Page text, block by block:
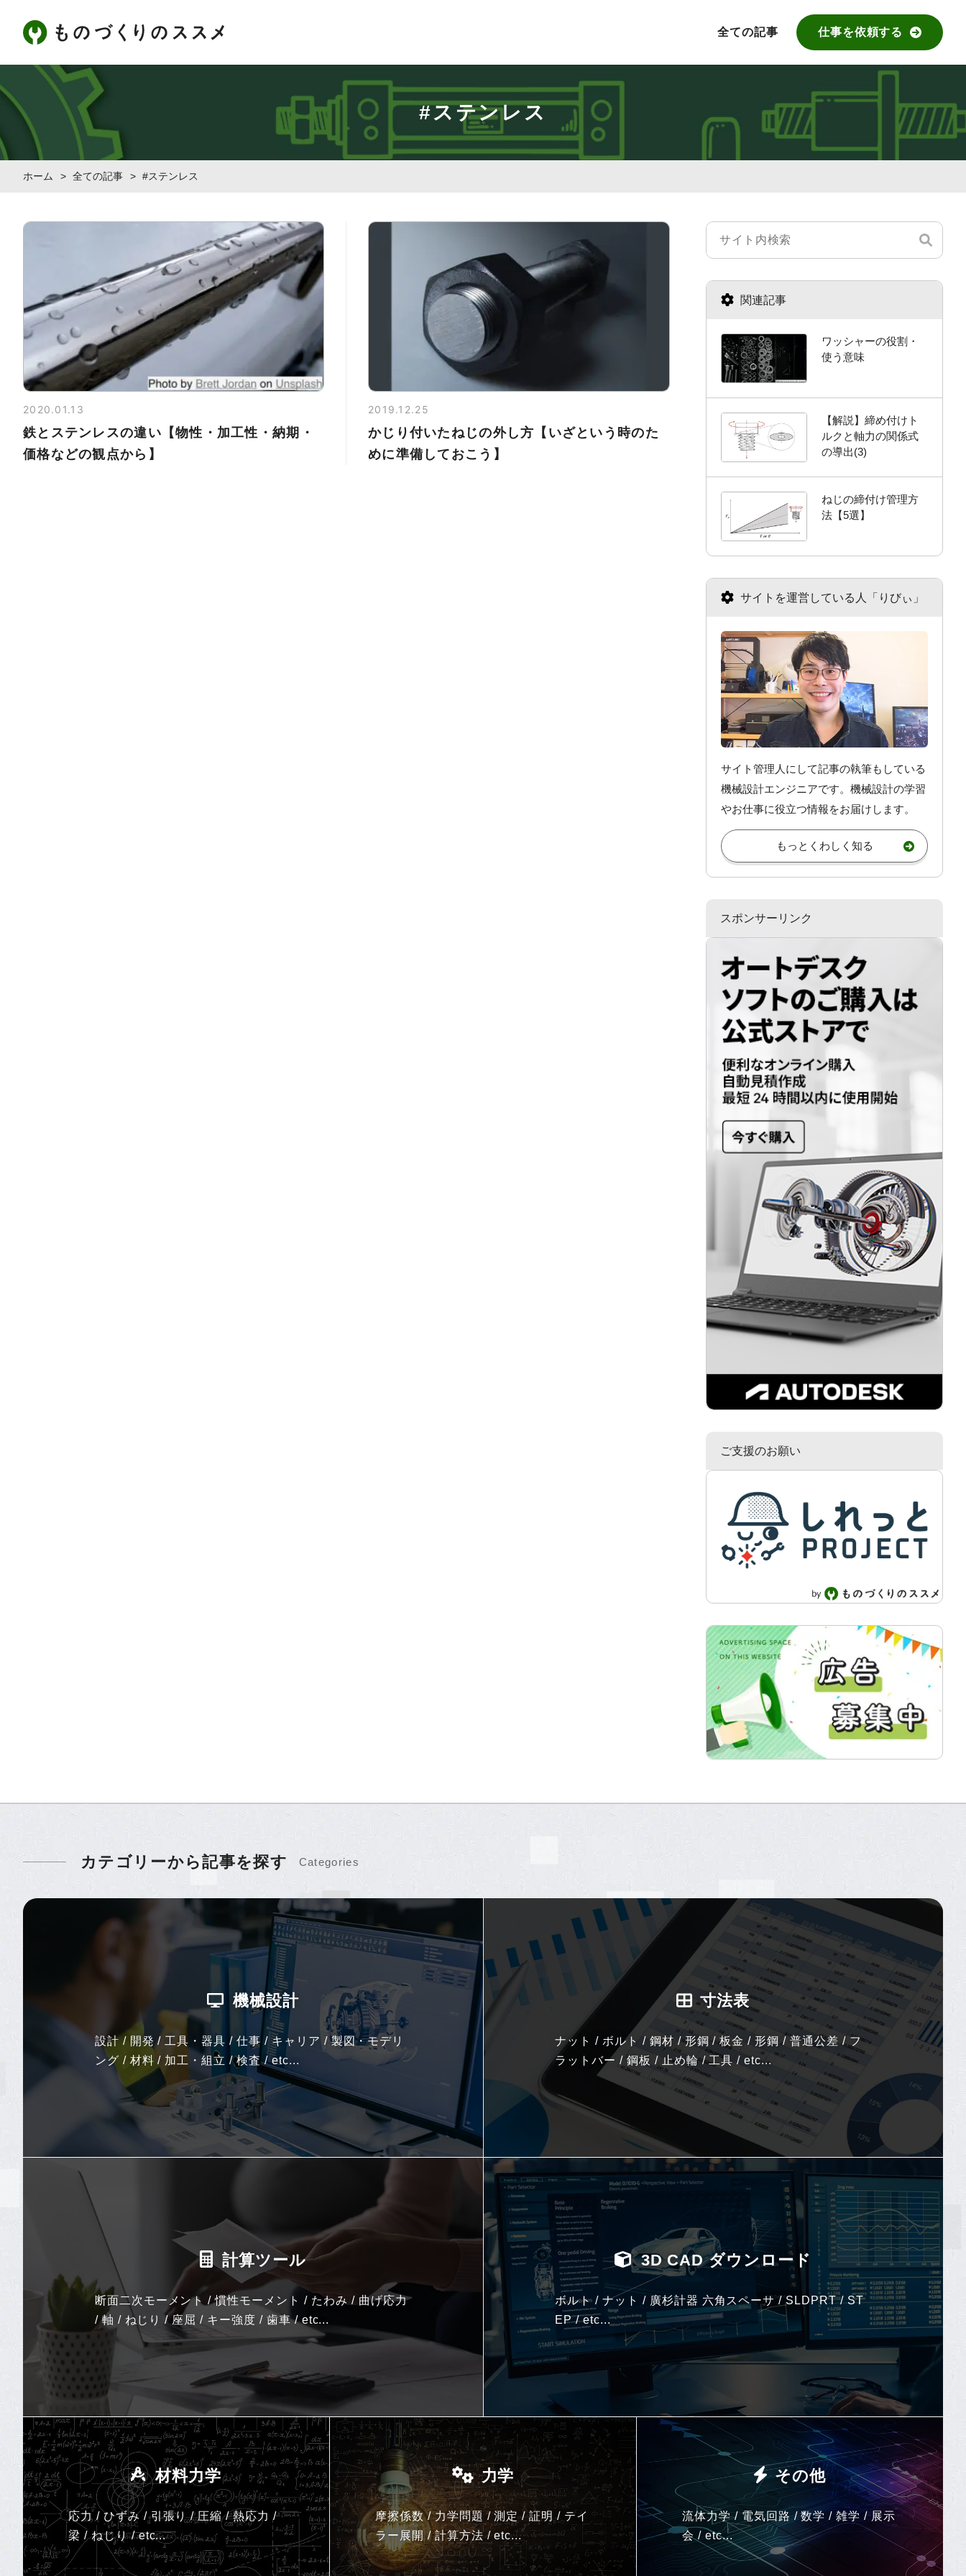
全ての記事 仕事を依頼する
#ステンレス
ホーム > 全ての記事 > #ステンレス
2020.01.13
鉄とステンレスの違い【物性・加工性・納期・
価格などの観点から】
2019.12.25
かじり付いたねじの外し方【いざという時のた
めに準備しておこう】
関連記事
ワッシャーの役割・
使う意味
【解説】締め付けト
ルクと軸力の関係式
の導出(3)
ねじの締付け管理方
法【5選】
サイトを運営している人「りびぃ」
サイト管理人にして記事の執筆もしている
機械設計エンジニアです。機械設計の学習
やお仕事に役立つ情報をお届けします。
もっとくわしく知る
スポンサーリンク
ご支援のお願い
カテゴリーから記事を探す
機械設計
設計 / 開発 / 工具・器具 / 仕事 / キャリア / 製図・モデリ
ング / 材料 / 加工・組立 / 検査 / etc...
寸法表
ナット / ボルト / 鋼材 / 形鋼 / 板金 / 形鋼 / 普通公差 / フ
ラットバー / 鋼板 / 止め輪 / 工具 / etc...
計算ツール
断面二次モーメント / 慣性モーメント / たわみ / 曲げ応力
/ 軸 / ねじり / 座屈 / キー強度 / 歯車 / etc...
3D CAD ダウンロード
ボルト / ナット / 廣杉計器 六角スペーサ / SLDPRT / ST
EP / etc...
材料力学
応力 / ひずみ / 引張り / 圧縮 / 熱応力 /
梁 / ねじり /etc...
力学
摩擦係数 / 力学問題 / 測定 / 証明 / テイ
ラー展開 / 計算方法 /etc...
その他
流体力学 / 電気回路 / 数学 / 雑学 / 展示
会 / etc...